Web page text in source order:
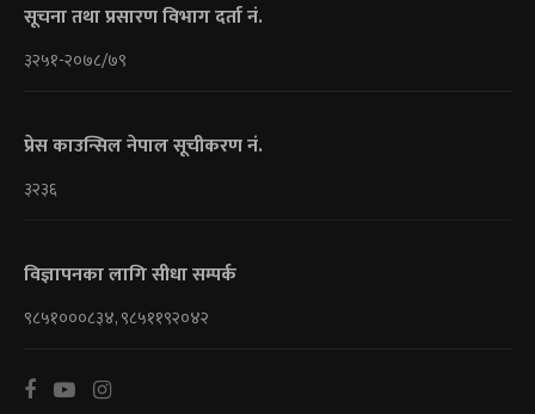
सूचना तथा प्रसारण विभाग दर्ता नं.
३२५१-२०७८/७९
प्रेस काउन्सिल नेपाल सूचीकरण नं.
३२३६
विज्ञापनका लागि सीधा सम्पर्क
९८५१०००८३४, ९८५११९२०४२